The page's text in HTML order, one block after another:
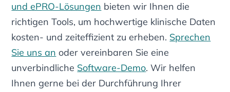
und ePRO-Lösungen bieten wir Ihnen die
richtigen Tools, um hochwertige klinische Daten
kosten- und zeiteffizient zu erheben. Sprechen
Sie uns an oder vereinbaren Sie eine
unverbindliche Software-Demo. Wir helfen
Ihnen gerne bei der Durchführung Ihrer